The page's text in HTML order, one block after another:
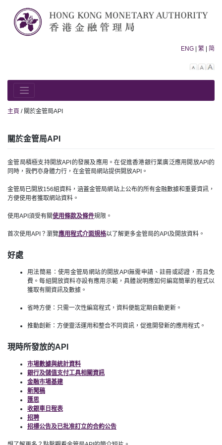
content
ENG | 繁 | 简
Reset
主頁 / 關於金管局API
關於金管局API
金管局積極支持開放API的發展及應用。在促進香港銀行業廣泛應用開放API的
同時，我們亦身體力行，在金管局網站提供開放API。
金管局已開放156組資料，涵蓋金管局網站上公布的所有金融數據和重要資訊，
方便使用者獲取網站資料。
使用API須受有關使用條款及條件規限。
首次使用API？瀏覽應用程式介面規格以了解更多金管局的API及開放資料。
好處
用法簡易：使用金管局網站的開放API無需申請、註冊或認證，而且免
費。每組開放資料亦設有應用示範，具體說明應如何編寫簡單的程式以
獲取有關資訊及數據。
省時方便：只需一次性編寫程式，資料便能定期自動更新。
推動創新：方便靈活運用和整合不同資訊，促進開發新的應用程式。
現時所發放的API
市場數據與統計資料
銀行及儲值支付工具相關資訊
金融市場基建
新聞稿
匯思
收銀車日程表
招聘
招標公告及已批准訂立的合約公告